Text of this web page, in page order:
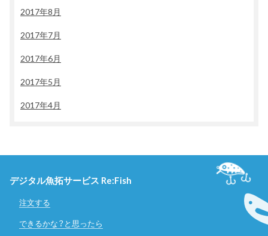
2017年8月
2017年7月
2017年6月
2017年5月
2017年4月
デジタル魚拓サービス Re:Fish
注文する
できるかな？と思ったら